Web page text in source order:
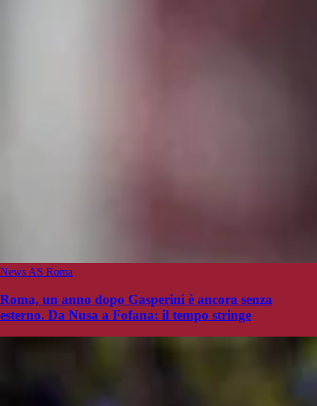
News AS Roma
Roma, un anno dopo Gasperini è ancora senza
esterno. Da Nusa a Fofana: il tempo stringe